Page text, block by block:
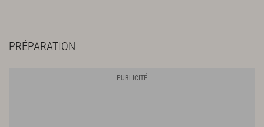
PRÉPARATION